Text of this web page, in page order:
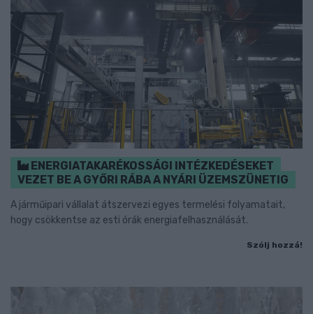
ENERGIATAKARÉKOSSÁGI INTÉZKEDÉSEKET
VEZET BE A GYŐRI RÁBA A NYÁRI ÜZEMSZÜNETIG
A járműipari vállalat átszervezi egyes termelési folyamatait,
hogy csökkentse az esti órák energiafelhasználását.
Szólj hozzá!